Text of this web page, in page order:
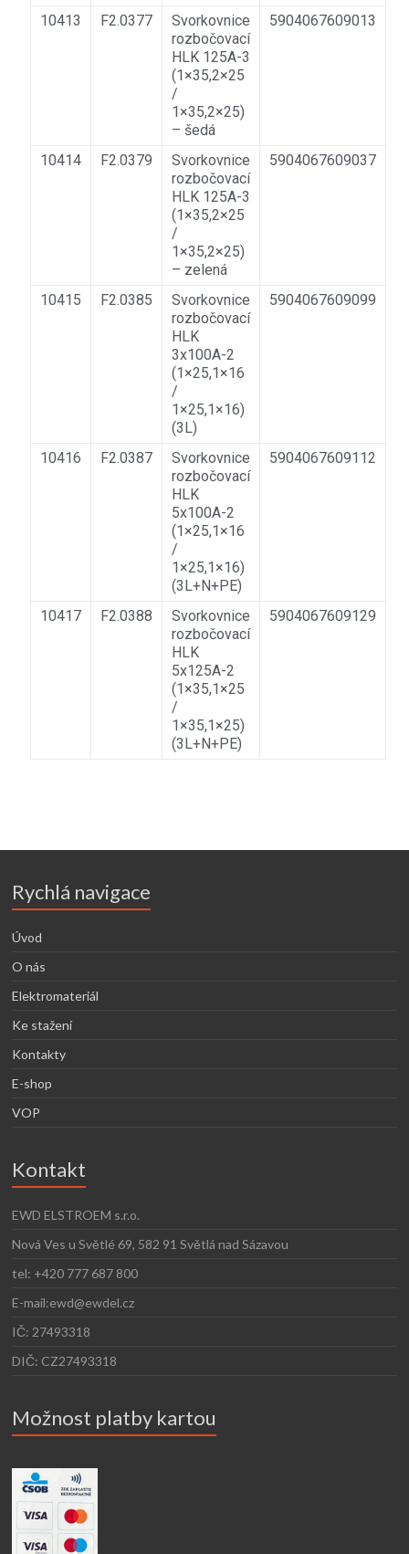
10413 F2.0377
Svorkovnice
rozbočovací
HLK 125A-3
(1×35,2×25
/
1×35,2×25)
– šedá
5904067609013
10414 F2.0379
Svorkovnice
rozbočovací
HLK 125A-3
(1×35,2×25
/
1×35,2×25)
– zelená
5904067609037
10415 F2.0385
Svorkovnice
rozbočovací
HLK
3x100A-2
(1×25,1×16
/
1×25,1×16)
(3L)
5904067609099
10416 F2.0387
Svorkovnice
rozbočovací
HLK
5x100A-2
(1×25,1×16
/
1×25,1×16)
(3L+N+PE)
5904067609112
10417 F2.0388
Svorkovnice
rozbočovací
HLK
5x125A-2
(1×35,1×25
/
1×35,1×25)
(3L+N+PE)
5904067609129
Rychlá navigace
Úvod
O nás
Elektromateriál
Ke stažení
Kontakty
E-shop
VOP
Kontakt
EWD ELSTROEM s.r.o.
Nová Ves u Světlé 69, 582 91 Světlá nad Sázavou
tel: +420 777 687 800
E-mail:ewd@ewdel.cz
IČ: 27493318
DIČ: CZ27493318
Možnost platby kartou